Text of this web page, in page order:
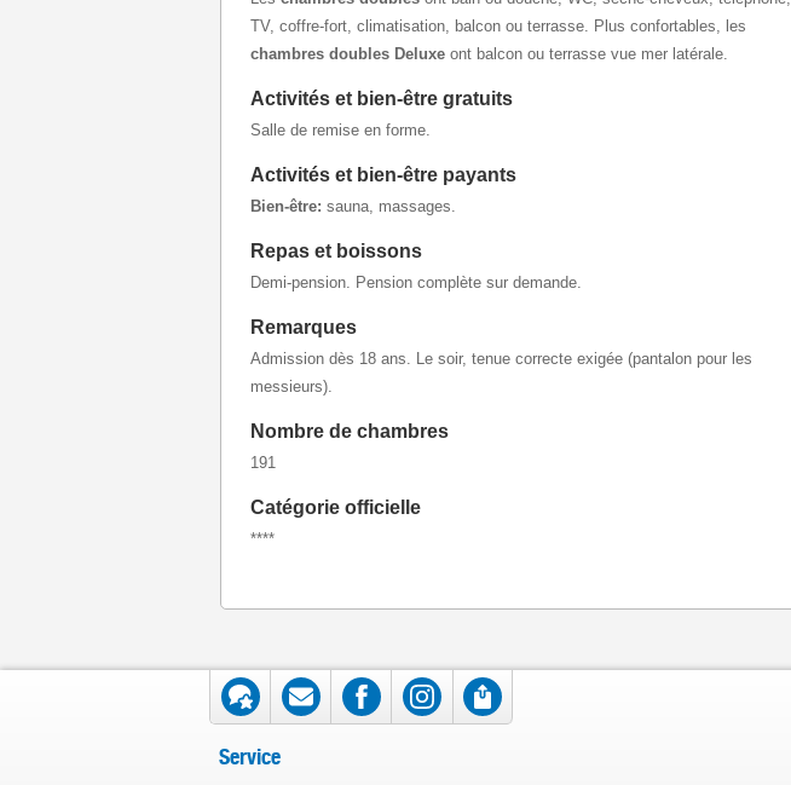
TV, coffre-fort, climatisation, balcon ou terrasse. Plus confortables, les
chambres doubles Deluxe ont balcon ou terrasse vue mer latérale.
Activités et bien-être gratuits
Salle de remise en forme.
Activités et bien-être payants
Bien-être: sauna, massages.
Repas et boissons
Demi-pension. Pension complète sur demande.
Remarques
Admission dès 18 ans. Le soir, tenue correcte exigée (pantalon pour les
messieurs).
Nombre de chambres
191
Catégorie officielle
****
Service